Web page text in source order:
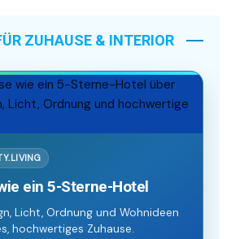
ZUHAUSE & INTERIOR
ein 5-Sterne-Hotel
Licht, Ordnung und Wohnideen
hochwertiges Zuhause.